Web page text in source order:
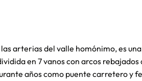
arterias del valle homónimo, es
en 7 vanos con arcos
años como puente carretero y